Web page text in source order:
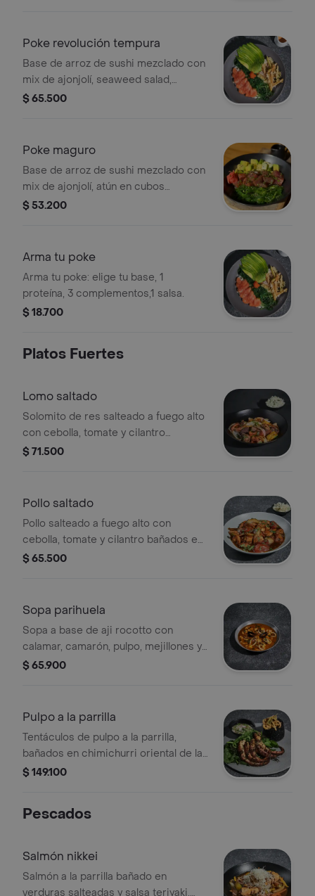
Poke revolución tempura
Base de arroz de sushi mezclado con
mix de ajonjolí, seaweed salad,
salmón fresco, verduras tempura,
$ 65.500
Poke maguro
Base de arroz de sushi mezclado con
mix de ajonjolí, atún en cubos
bañados en salsa sriracha y un toque
$ 53.200
Arma tu poke
Arma tu poke: elige tu base, 1
proteína, 3 complementos,1 salsa.
$ 18.700
Platos Fuertes
Lomo saltado
Solomito de res salteado a fuego alto
con cebolla, tomate y cilantro
bañados en una salsa nikkei a base de
a las finas hierbas.
$ 71.500
Pollo saltado
Pollo salteado a fuego alto con
cebolla, tomate y cilantro bañados en
una salsa nikkei a base de soya, vino y
hierbas.
$ 65.500
Sopa parihuela
Sopa a base de aji rocotto con
calamar, camarón, pulpo, mejillones y
pescado blanco.
$ 65.900
Pulpo a la parrilla
Tentáculos de pulpo a la parrilla,
bañados en chimichurri oriental de la
casa, sobre una capa de mézclum,
negra o vegetales salteados.
$ 149.100
Pescados
Salmón nikkei
Salmón a la parrilla bañado en
verduras salteadas y salsa teriyaki,